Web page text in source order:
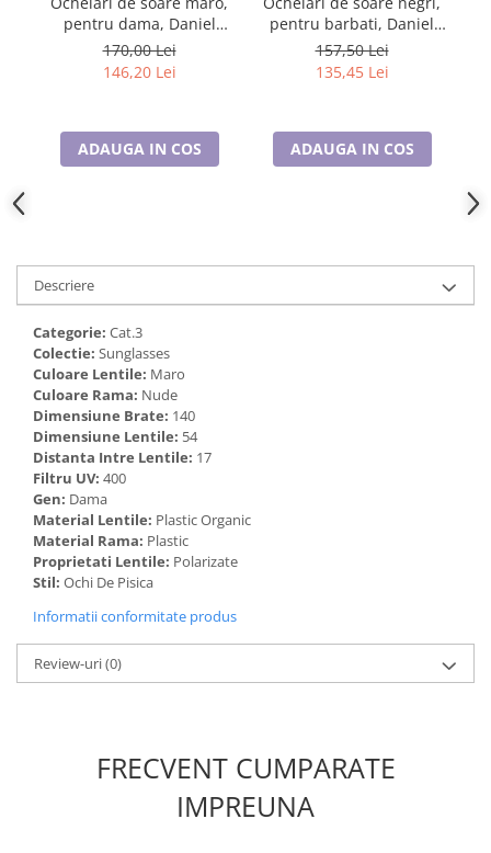
Cadouri pentru Doctori
Cadouri pentru Sfânta Maria
pentru dama, Daniel
Klein Sunglasses,
DK4322-2
170,00 Lei
146,20 Lei
ADAUGA IN COS
pentru barbati, Daniel
Klein Sunglasses,
DK3262-1
157,50 Lei
135,45 Lei
ADAUGA IN COS
Descriere
Categorie: Cat.3
Colectie: Sunglasses
Culoare Lentile: Maro
Culoare Rama: Nude
Dimensiune Brate: 140
Dimensiune Lentile: 54
Distanta Intre Lentile: 17
Filtru UV: 400
Gen: Dama
Material Lentile: Plastic Organic
Material Rama: Plastic
Proprietati Lentile: Polarizate
Stil: Ochi De Pisica
Informatii conformitate produs
Review-uri(0)
FRECVENT CUMPARATE
IMPREUNA